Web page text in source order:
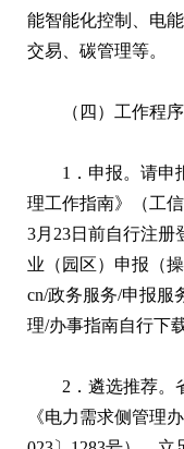
能智能化控制、电
交易、碳管理等。
（四）工作程
1．申报。请申
理工作指南》（工
3月23日前自行注册
业（园区）申报（
cn/政务服务/申报服
理/办事指南自行下
2．遴选推荐。
《电力需求侧管理